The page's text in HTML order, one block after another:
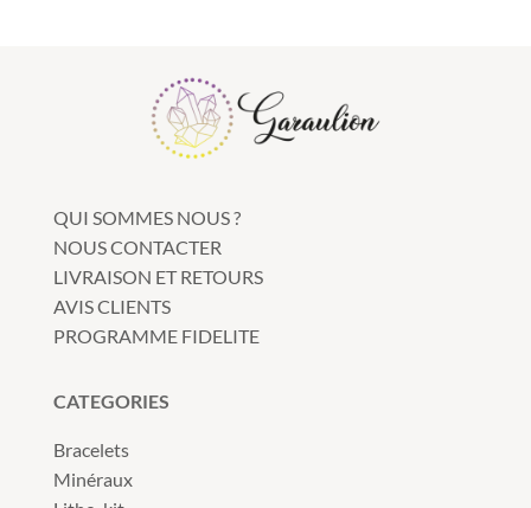
QUI SOMMES NOUS ?
NOUS CONTACTER
LIVRAISON ET RETOURS
AVIS CLIENTS
PROGRAMME FIDELITE
CATEGORIES
Bracelets
Minéraux